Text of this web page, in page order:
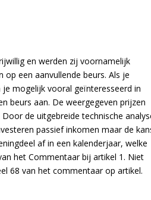
en werden zij voornamelijk
een aanvullende beurs. Als je
mogelijk vooral geïnteresseerd in
beurs aan. De weergegeven prijzen
de uitgebreide technische
passief inkomen maar de
af in een kalenderjaar, welke
het Commentaar bij artikel 1. Niet
68 van het commentaar op artikel.